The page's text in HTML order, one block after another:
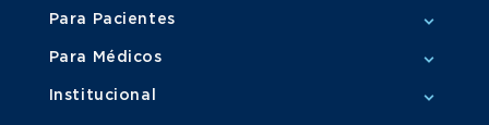
Para Pacientes
Para Médicos
Institucional